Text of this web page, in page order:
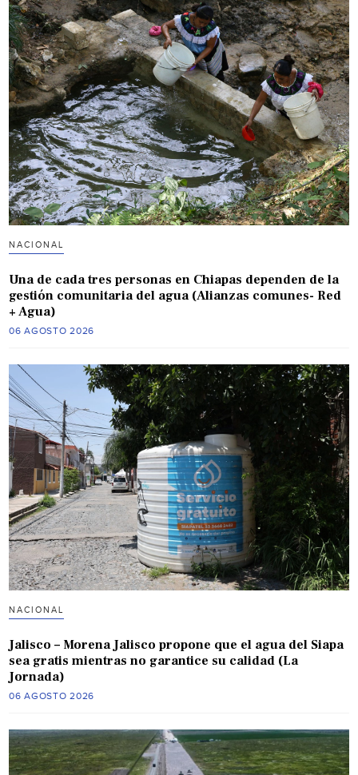
NACIONAL
Una de cada tres personas en Chiapas dependen de la
gestión comunitaria del agua (Alianzas comunes- Red
+ Agua)
06 AGOSTO 2026
NACIONAL
Jalisco – Morena Jalisco propone que el agua del Siapa
sea gratis mientras no garantice su calidad (La
Jornada)
06 AGOSTO 2026